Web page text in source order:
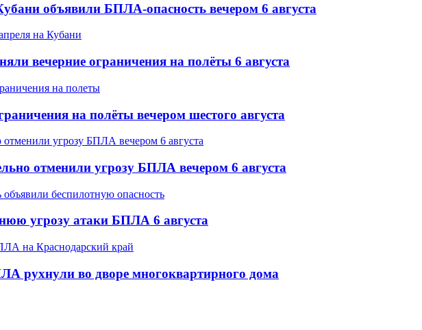
объявили БПЛА-опасность вечером 6 августа
вечерние ограничения на полёты 6 августа
на полёты вечером шестого августа
отменили угрозу БПЛА вечером 6 августа
угрозу атаки БПЛА 6 августа
рухнули во дворе многоквартирного дома